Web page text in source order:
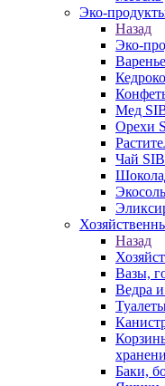
Эко-
Назад
Эко-
Мед
Орехи
Чай
Назад
Вазы,
Ведра
Баки,